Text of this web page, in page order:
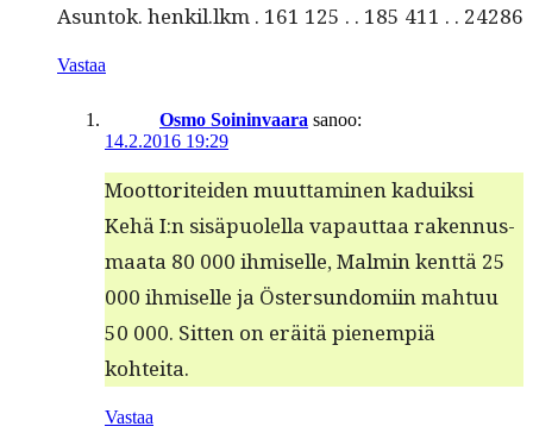
Asun­tok. henkil.lkm . 161 125 . . 185 411 . . 24286
Vastaa
Osmo Soininvaara sanoo:
14.2.2016 19:29
Moot­toritei­den muut­ta­mi­nen kaduik­si
Kehä I:n sisäpuolel­la vapaut­taa raken­nus­
maa­ta 80 000 ihmiselle, Malmin kent­tä 25
000 ihmiselle ja Öster­sun­domi­in mah­tuu
50 000. Sit­ten on eräitä pienem­piä
kohteita.
Vastaa